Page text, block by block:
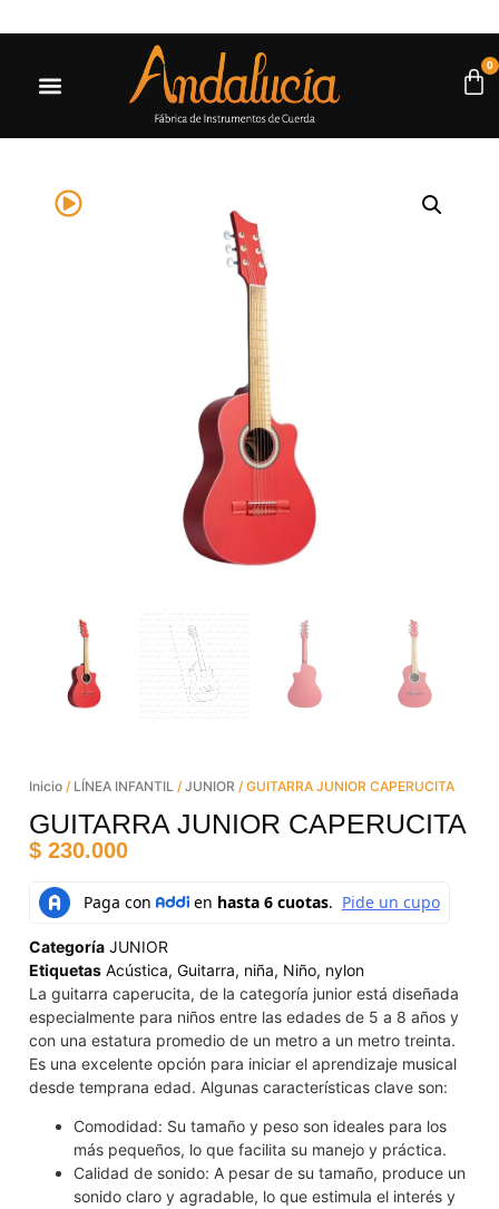
0
Inicio / LÍNEA INFANTIL / JUNIOR / GUITARRA JUNIOR CAPERUCITA
GUITARRA JUNIOR CAPERUCITA
$ 230.000
Categoría JUNIOR
Etiquetas Acústica, Guitarra, niña, Niño, nylon
La guitarra caperucita, de la categoría junior está diseñada
especialmente para niños entre las edades de 5 a 8 años y
con una estatura promedio de un metro a un metro treinta.
Es una excelente opción para iniciar el aprendizaje musical
desde temprana edad. Algunas características clave son:
Comodidad: Su tamaño y peso son ideales para los
más pequeños, lo que facilita su manejo y práctica.
Calidad de sonido: A pesar de su tamaño, produce un
sonido claro y agradable, lo que estimula el interés y